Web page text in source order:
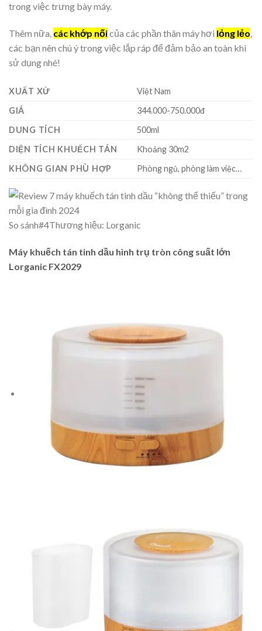
trong việc trưng bày máy.
Thêm nữa, các khớp nốicủa các phần thân máy hơi lỏng lẻo,
các bạn nên chú ý trong việc lắp ráp để đảm bảo an toàn khi
sử dụng nhé!
XUẤT XỨ
Việt Nam
GIÁ
344.000-750.000đ
DUNG TÍCH
500ml
DIỆN TÍCH KHUẾCH TÁN
Khoảng 30m2
KHÔNG GIAN PHÙ HỢP
Phòng ngủ, phòng làm việc…
So sánh#4Thương hiệu: Lorganic
Máy khuếch tán tinh dầu hình trụ tròn công suất lớn
Lorganic FX2029